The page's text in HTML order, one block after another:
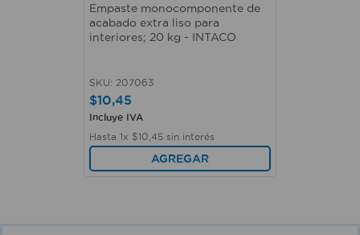
Empaste monocomponente de
acabado extra liso para
interiores; 20 kg - INTACO
SKU: 207063
$10,45
Incluye IVA
Hasta 1x $10 45 sin interés
AGREGAR